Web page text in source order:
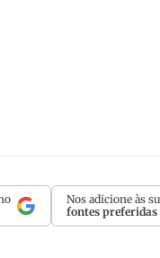
Nos adicione às
fontes preferidas